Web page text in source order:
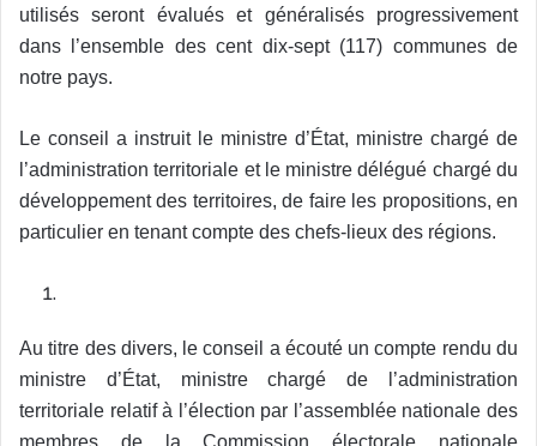
utilisés seront évalués et généralisés progressivement
dans l’ensemble des cent dix-sept (117) communes de
notre pays.
Le conseil a instruit le ministre d’État, ministre chargé de
l’administration territoriale et le ministre délégué chargé du
développement des territoires, de faire les propositions, en
particulier en tenant compte des chefs-lieux des régions.
Au titre des divers, le conseil a écouté un compte rendu du
ministre d’État, ministre chargé de l’administration
territoriale relatif à l’élection par l’assemblée nationale des
membres de la Commission électorale nationale